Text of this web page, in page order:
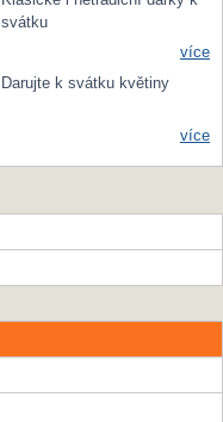
svátku
více
Darujte k svátku květiny
více